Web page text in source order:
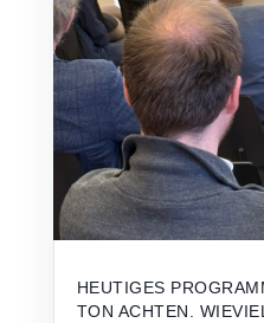
HEUTIGES
TON ACHTEN.